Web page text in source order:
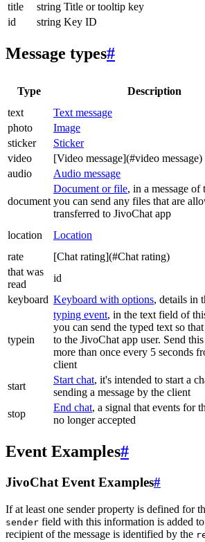
title
string Title or tooltip key
id
string Key ID
Message types#
Type Description
text
Text message
photo
Image
sticker
Sticker
video
[Video message](#video message)
audio
Audio message
document
Document or file, in a message of
you can send any files that are
transferred to JivoChat app
location Location
rate
[Chat rating](#Chat rating)
that was
read
id
keyboard Keyboard with options, details in
typein
typing event, in the text field of
you can send the typed text so
to the JivoChat app user. Send
more than once every 5 seconds
client
start
Start chat, it's intended to start a
sending a message by the client
stop
End chat, a signal that events for
no longer accepted
Event Examples#
JivoChat Event Examples#
If at least one sender property is defined for
sender field with this information is added
recipient of the message is identified by the